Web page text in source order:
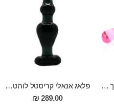
חרוזים אנאלים 17.5 אורך ו3 רוחב, המתחברים למכונת סקס
פלאג אנאלי קריסטל לוהט בגימור שחור יוקרתי"Ptolemy"
289.00 ₪